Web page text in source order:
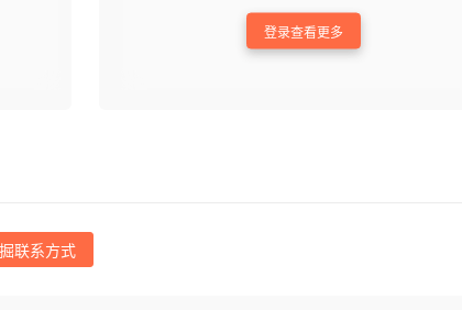
登录查看更多
联系方式